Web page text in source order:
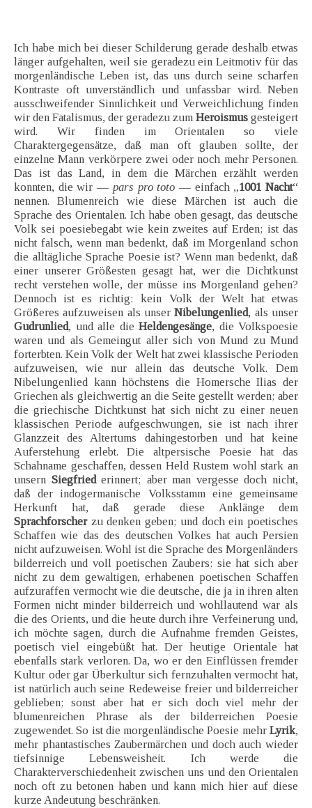
Ich habe mich bei dieser Schilderung gerade deshalb etwas
länger aufgehalten, weil sie geradezu ein Leitmotiv für das
morgenländische Leben ist, das uns durch seine scharfen
Kontraste oft unverständlich und unfassbar wird. Neben
ausschweifender Sinnlichkeit und Verweichlichung finden
wir den Fatalismus, der geradezu zum Heroismus gesteigert
wird. Wir finden im Orientalen so viele
Charaktergegensätze, daß man oft glauben sollte, der
einzelne Mann verkörpere zwei oder noch mehr Personen.
Das ist das Land, in dem die Märchen erzählt werden
konnten, die wir — pars pro toto — einfach „1001 Nacht“
nennen. Blumenreich wie diese Märchen ist auch die
Sprache des Orientalen. Ich habe oben gesagt, das deutsche
Volk sei poesiebegabt wie kein zweites auf Erden; ist das
nicht falsch, wenn man bedenkt, daß im Morgenland schon
die alltägliche Sprache Poesie ist? Wenn man bedenkt, daß
einer unserer Größesten gesagt hat, wer die Dichtkunst
recht verstehen wolle, der müsse ins Morgenland gehen?
Dennoch ist es richtig: kein Volk der Welt hat etwas
Größeres aufzuweisen als unserNibelungenlied, als unser
Gudrunlied, und alle die Heldengesänge, die Volkspoesie
waren und als Gemeingut aller sich von Mund zu Mund
forterbten. Kein Volk der Welt hat zwei klassische Perioden
aufzuweisen, wie nur allein das deutsche Volk. Dem
Nibelungenlied kann höchstens die Homersche Ilias der
Griechen als gleichwertig an die Seite gestellt werden; aber
die griechische Dichtkunst hat sich nicht zu einer neuen
klassischen Periode aufgeschwungen, sie ist nach ihrer
Glanzzeit des Altertums dahingestorben und hat keine
Auferstehung erlebt. Die altpersische Poesie hat das
Schahname geschaffen, dessen Held Rustem wohl stark an
unsern Siegfriederinnert; aber man vergesse doch nicht,
daß der indogermanische Volksstamm eine gemeinsame
Herkunft hat, daß gerade diese Anklänge dem
Sprachforscherzu denken geben; und doch ein poetisches
Schaffen wie das des deutschen Volkes hat auch Persien
nicht aufzuweisen. Wohl ist die Sprache des Morgenländers
bilderreich und voll poetischen Zaubers; sie hat sich aber
nicht zu dem gewaltigen, erhabenen poetischen Schaffen
aufzuraffen vermocht wie die deutsche, die ja in ihren alten
Formen nicht minder bilderreich und wohllautend war als
die des Orients, und die heute durch ihre Verfeinerung und,
ich möchte sagen, durch die Aufnahme fremden Geistes,
poetisch viel eingebüßt hat. Der heutige Orientale hat
ebenfalls stark verloren. Da, wo er den Einflüssen fremder
Kultur oder gar Überkultur sich fernzuhalten vermocht hat,
ist natürlich auch seine Redeweise freier und bilderreicher
geblieben; sonst aber hat er sich doch viel mehr der
blumenreichen Phrase als der bilderreichen Poesie
zugewendet. So ist die morgenländische Poesie mehr Lyrik,
mehr phantastisches Zaubermärchen und doch auch wieder
tiefsinnige Lebensweisheit. Ich werde die
Charakterverschiedenheit zwischen uns und den Orientalen
noch oft zu betonen haben und kann mich hier auf diese
kurze Andeutung beschränken.